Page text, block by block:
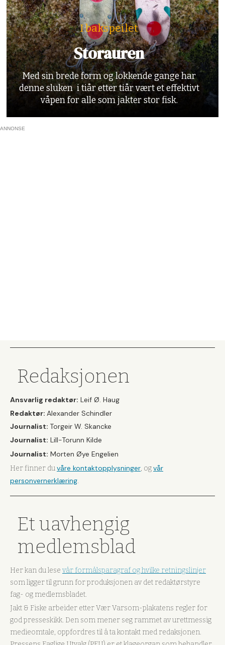
I bakspeilet
Storauren
Med sin brede form og lokkende gange har
denne sluken i tiår etter tiår vært et effektivt
våpen for alle som jakter stor fisk.
ANNONSE
Redaksjonen
Ansvarlig redaktør: Leif Ø. Haug
Redaktør: Alexander Schindler
Journalist: Torgeir W. Skancke
Journalist: Lill-Torunn Kilde
Journalist: Morten Øye Engelien
Her finner duvåre kontaktopplysninger, ogvår
personvernerklæring.
Et uavhengig
medlemsblad
Her kan du lese vår formålsparagraf og hvilke retningslinjer
som ligger til grunn for produksjonen av det redaktørstyre
fag- og medlemsbladet.
Jakt & Fiske arbeider etter Vær Varsom-plakatens regler for
god presseskikk. Den som mener seg rammet av urettmessig
medieomtale, oppfordres til å ta kontakt med redaksjonen.